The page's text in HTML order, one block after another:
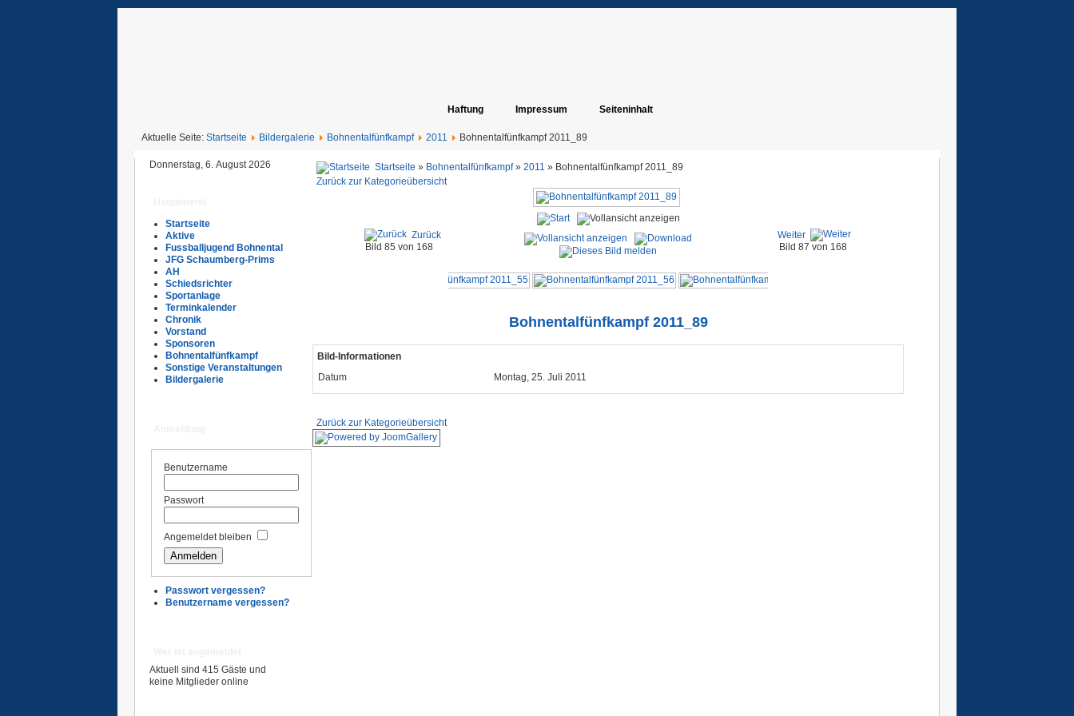
Haftung Impressum Seiteninhalt
Aktuelle Seite: Startseite Bildergalerie Bohnentalfünfkampf 2011 Bohnentalfünfkampf 2011_89
Donnerstag, 6. August 2026
Startseite
Aktive
Fussballjugend Bohnental
JFG Schaumberg-Prims
AH
Schiedsrichter
Sportanlage
Terminkalender
Chronik
Vorstand
Sponsoren
Bohnentalfünfkampf
Sonstige Veranstaltungen
Bildergalerie
Benutzername
Passwort
Angemeldet bleiben
Passwort vergessen?
Benutzername vergessen?
Aktuell sind 415 Gäste und
keine Mitglieder online
Startseite » Bohnentalfünfkampf» 2011 » Bohnentalfünfkampf 2011_89
Zurück zur Kategorieübersicht
Zurück
Bild 85 von 168
Weiter
Bild 87 von 168
Bohnentalfünfkampf 2011_89
Bild-Informationen
Datum
Montag, 25. Juli 2011
Zurück zur Kategorieübersicht